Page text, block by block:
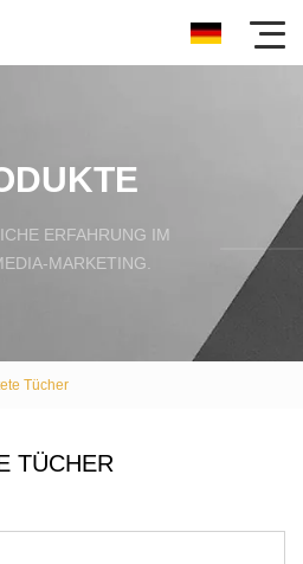
ERFAHRUNG IM
MARKETING.
Tücher
TÜCHER